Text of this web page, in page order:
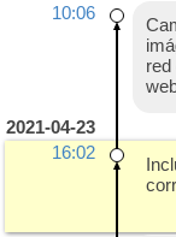
10:06
2021-04-23
16:02